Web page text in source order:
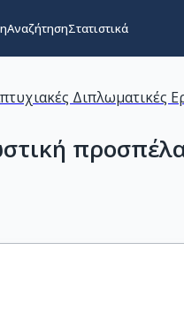
ΑναζήτησηΣτατιστικά
Διπλωματικές